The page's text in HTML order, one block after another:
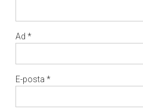
Ad *
E-posta *